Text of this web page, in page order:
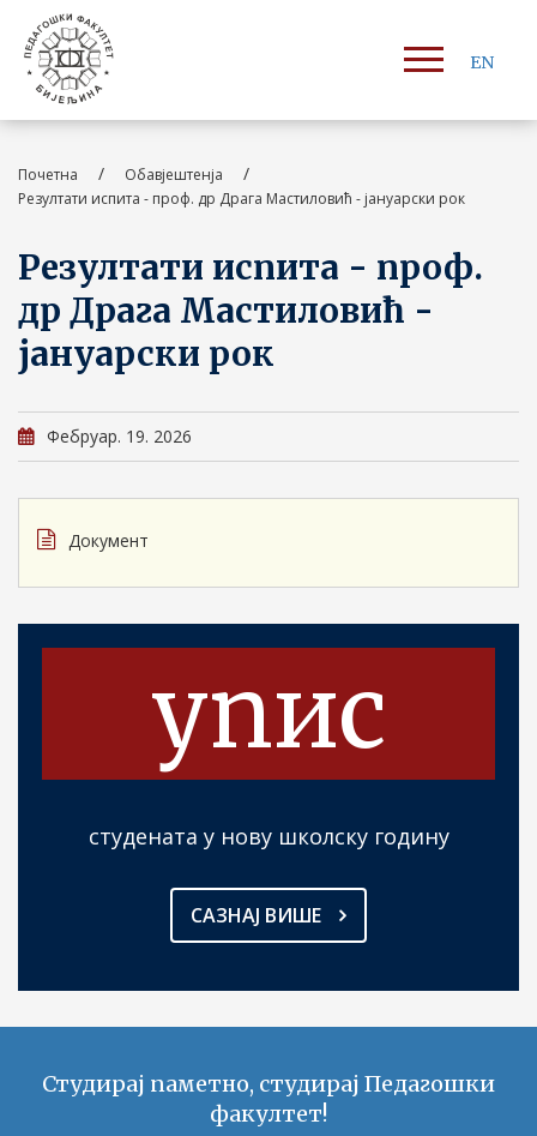
EN
Почетна / Обавјештенја /
Резултати испита - проф. др Драга Мастиловић - јануарски рок
Резултати испита - проф.
др Драга Мастиловић -
јануарски рок
Фебруар. 19. 2026
Документ
упис
студената у нову школску годину
САЗНАЈ ВИШЕ
Студирај паметно, студирај Педагошки
факултет!